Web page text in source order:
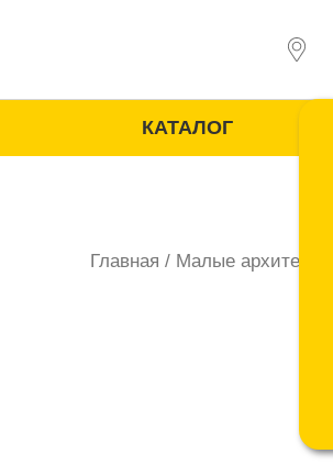
КАТАЛОГ
Главная / Малые